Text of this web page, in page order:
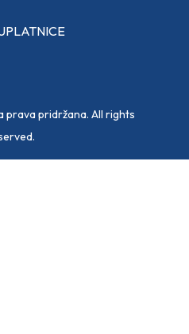
prava pridržana. All rights